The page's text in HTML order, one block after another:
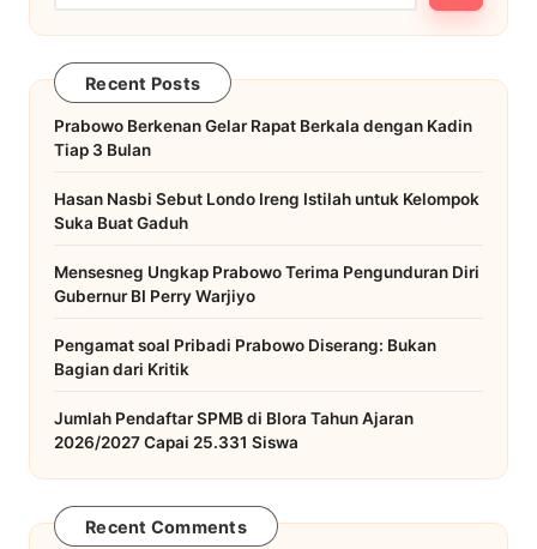
Recent Posts
Prabowo Berkenan Gelar Rapat Berkala dengan Kadin
Tiap 3 Bulan
Hasan Nasbi Sebut Londo Ireng Istilah untuk Kelompok
Suka Buat Gaduh
Mensesneg Ungkap Prabowo Terima Pengunduran Diri
Gubernur BI Perry Warjiyo
Pengamat soal Pribadi Prabowo Diserang: Bukan
Bagian dari Kritik
Jumlah Pendaftar SPMB di Blora Tahun Ajaran
2026/2027 Capai 25.331 Siswa
Recent Comments